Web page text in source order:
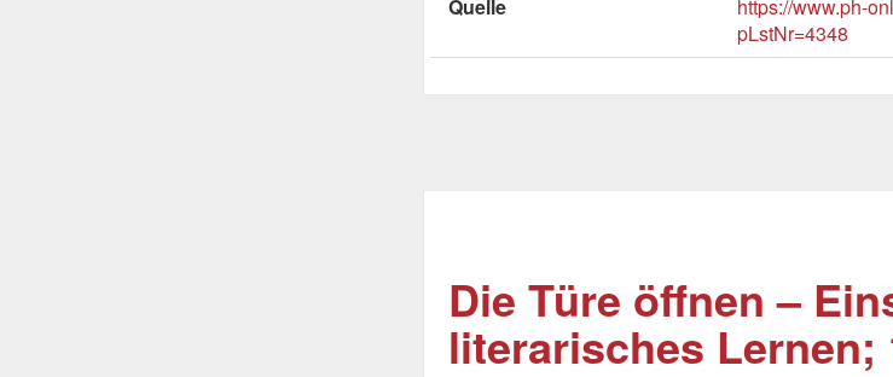
Quelle
https://www.ph-
pLstNr=4348
Die Türe öffnen –
literarisches Lernen;